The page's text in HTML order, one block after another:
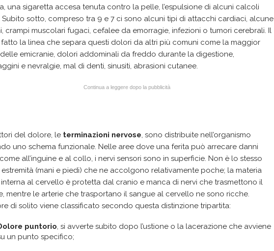
una sigaretta accesa tenuta contro la pelle, l’espulsione di alcuni calcoli
Subito sotto, compreso tra 9 e 7 ci sono alcuni tipi di attacchi cardiaci, alcune
crampi muscolari fugaci, cefalee da emorragie, infezioni o tumori cerebrali. Il
la linea che separa questi dolori da altri più comuni come la maggior
emicranie, dolori addominali da freddo durante la digestione,
e nevralgie, mal di denti, sinusiti, abrasioni cutanee.
Continua a leggere dopo la pubblicità
del dolore, le terminazioni nervose , sono distribuite nell’organismo
uno schema funzionale. Nelle aree dove una ferita può arrecare danni
all’inguine e al collo, i nervi sensori sono in superficie. Non è lo stesso
(mani e piedi) che ne accolgono relativamente poche; la materia
al cervello è protetta dal cranio e manca di nervi che trasmettono il
mentre le arterie che trasportano il sangue al cervello ne sono ricche.
di solito viene classificato secondo questa distinzione tripartita:
puntorio , si avverte subito dopo l’ustione o la lacerazione che avviene
un punto specifico;